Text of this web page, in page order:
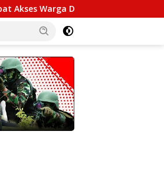
Ds. Kuning Abadi Aceh